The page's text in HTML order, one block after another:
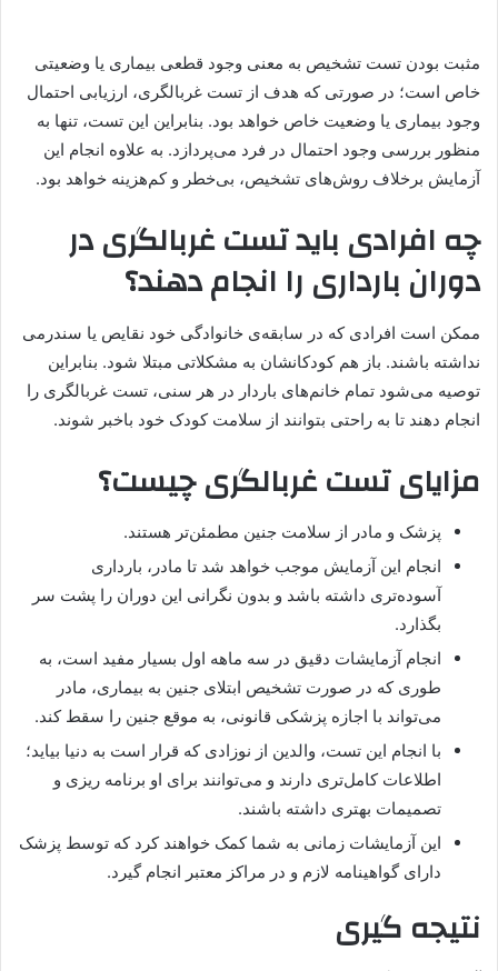
مثبت بودن تست تشخیص به معنی وجود قطعی بیماری یا وضعیتی
خاص است؛ در صورتی که هدف از تست غربالگری، ارزیابی احتمال
وجود بیماری یا وضعیت خاص خواهد بود. بنابراین این تست، تنها به
منظور بررسی وجود احتمال در فرد می‌پردازد. به علاوه انجام این
آزمایش برخلاف روش‌های تشخیص، بی‌خطر و کم‌هزینه خواهد بود.
چه افرادی باید تست غربالگری در
دوران بارداری را انجام دهند؟
ممکن است افرادی که در سابقه‌ی خانوادگی خود نقایص یا سندرمی
نداشته باشند. باز هم کودکانشان به مشکلاتی مبتلا شود. بنابراین
توصیه می‌شود تمام خانم‌های باردار در هر سنی، تست غربالگری را
انجام دهند تا به راحتی بتوانند از سلامت کودک خود باخبر شوند.
مزایای تست غربالگری چیست؟
پزشک و مادر از سلامت جنین مطمئن‌تر هستند.
انجام این آزمایش موجب خواهد شد تا مادر، بارداری
آسوده‌تری داشته باشد و بدون نگرانی این دوران را پشت سر
بگذارد.
انجام آزمایشات دقیق در سه ماهه اول بسیار مفید است، به
طوری که در صورت تشخیص ابتلای جنین به بیماری، مادر
می‌تواند با اجازه پزشکی قانونی، به موقع جنین را سقط کند.
با انجام این تست، والدین از نوزادی که قرار است به دنیا بیاید؛
اطلاعات کامل‌تری دارند و می‌توانند برای او برنامه ریزی و
تصمیمات بهتری داشته باشند.
این آزمایشات زمانی به شما کمک خواهند کرد که توسط پزشک
دارای گواهینامه‌ لازم و در مراکز معتبر انجام گیرد.
نتیجه گیری